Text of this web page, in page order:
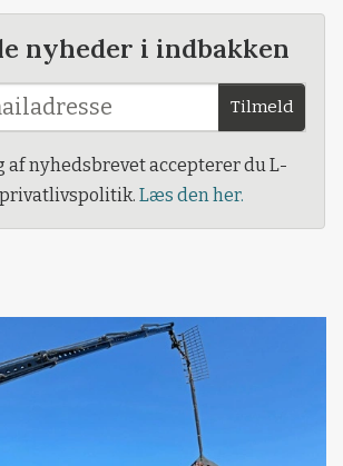
nyheder i indbakken
Tilmeld
nyhedsbrevet accepterer du L-
Læs den her.